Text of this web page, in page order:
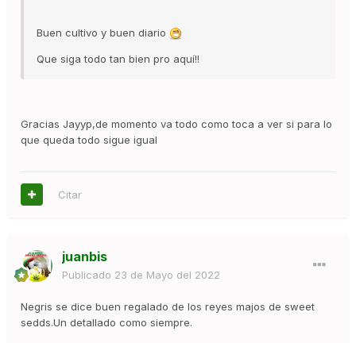
Buen cultivo y buen diario
Que siga todo tan bien pro aquí!!
Gracias Jayyp,de momento va todo como toca a ver si para lo
que queda todo sigue igual
Citar
juanbis
Publicado 23 de Mayo del 2022
Negris se dice buen regalado de los reyes majos de sweet
sedds.Un detallado como siempre.